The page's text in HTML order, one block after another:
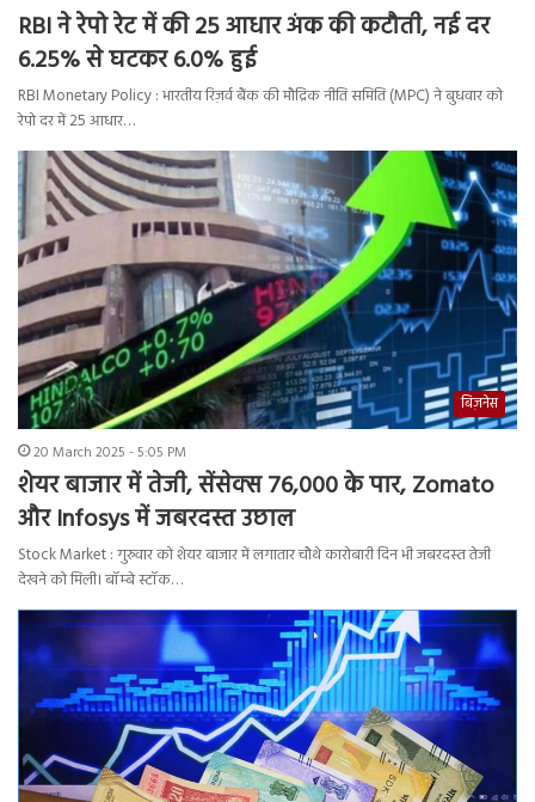
RBI ने रेपो रेट में की 25 आधार अंक की कटौती, नई दर
6.25% से घटकर 6.0% हुई
RBI Monetary Policy : भारतीय रिज़र्व बैंक की मौद्रिक नीति समिति (MPC) ने बुधवार को
रेपो दर में 25 आधार…
बिज़नेस
20 March 2025 - 5:05 PM
शेयर बाजार में तेजी, सेंसेक्स 76,000 के पार, Zomato
और Infosys में जबरदस्त उछाल
Stock Market : गुरुवार को शेयर बाजार में लगातार चौथे कारोबारी दिन भी जबरदस्त तेजी
देखने को मिली। बॉम्बे स्टॉक…